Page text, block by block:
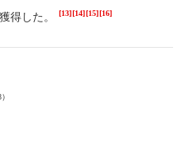
得した。
[13][14][15][16]